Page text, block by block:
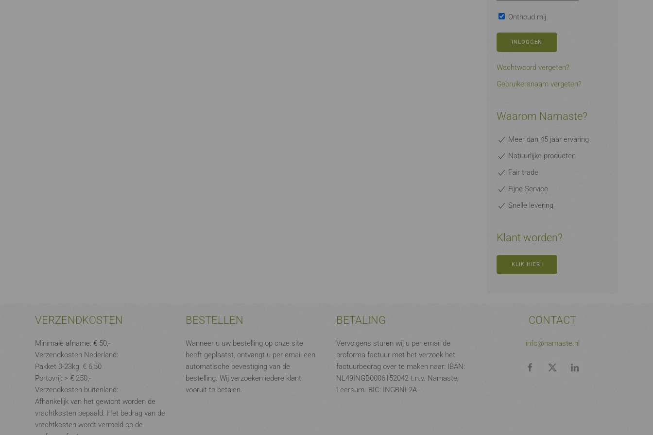
Onthoud mij
INLOGGEN
Wachtwoord vergeten?
Gebruikersnaam vergeten?
Waarom Namaste?
Meer dan 45 jaar ervaring
Natuurlijke producten
Fair trade
Fijne Service
Snelle levering
Klant worden?
KLIK HIER!
VERZENDKOSTEN
Minimale afname: € 50,-
Verzendkosten Nederland:
Pakket 0-23kg: € 6,50
Portovrij: > € 250,-
Verzendkosten buitenland:
Afhankelijk van het gewicht worden de
vrachtkosten bepaald. Het bedrag van de
vrachtkosten wordt vermeld op de
BESTELLEN
Wanneer u uw bestelling op onze site
heeft geplaatst, ontvangt u per email een
automatische bevestiging van de
bestelling. Wij verzoeken iedere klant
vooruit te betalen.
BETALING
Vervolgens sturen wij u per email de
proforma factuur met het verzoek het
factuurbedrag over te maken naar: IBAN:
NL49INGB0006152042 t.n.v. Namaste,
Leersum. BIC: INGBNL2A
CONTACT
info@namaste.nl